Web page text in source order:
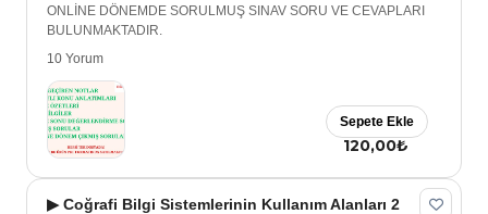
ONLİNE DÖNEMDE SORULMUŞ SINAV SORU VE CEVAPLARI
BULUNMAKTADIR.
10 Yorum
120,00₺
Sepete Ekle
▶ Coğrafi Bilgi Sistemlerinin Kullanım Alanları 2